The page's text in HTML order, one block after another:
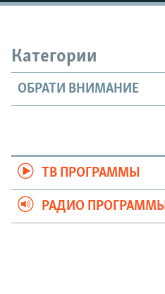
Категории
ОБРАТИ ВНИМАНИЕ
ТВ ПРОГРАММЫ
РАДИО ПРОГРАММЫ